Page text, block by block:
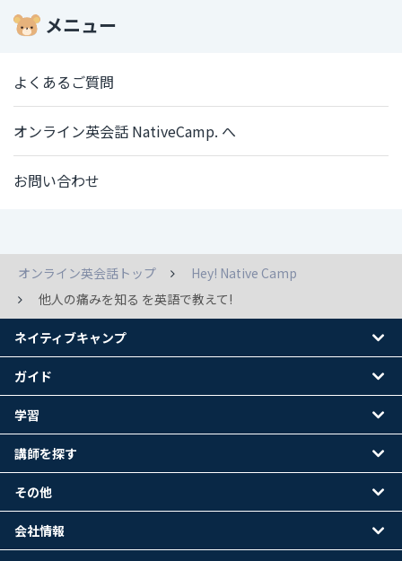
メニュー
よくあるご質問
オンライン英会話 NativeCamp. へ
お問い合わせ
オンライン英会話トップ
Hey! Native Camp
他人の痛みを知る を英語で教えて!
ネイティブキャンプ
ガイド
学習
講師を探す
その他
会社情報